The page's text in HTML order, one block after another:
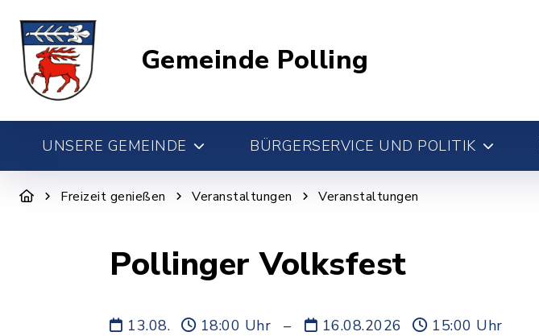
Gemeinde Polling
UNSERE GEMEINDE BÜRGERSERVICE UND POLITIK
Freizeit genießen Veranstaltungen Veranstaltungen
Pollinger Volksfest
13.08. 18:00 Uhr – 16.08.2026 15:00 Uhr